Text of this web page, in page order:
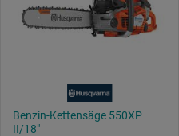
Benzin-Kettensäge 550XP
II/18"